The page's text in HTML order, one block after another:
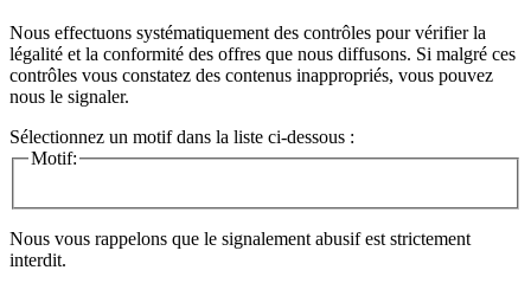
Nous effectuons systématiquement des contrôles pour vérifier la
légalité et la conformité des offres que nous diffusons. Si malgré ces
contrôles vous constatez des contenus inappropriés, vous pouvez
nous le signaler.
Sélectionnez un motif dans la liste ci-dessous :
Motif:
Nous vous rappelons que le signalement abusif est strictement
interdit.